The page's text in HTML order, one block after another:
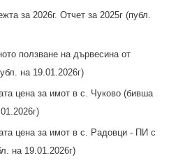
за 2026г. Отчет за 2025г (публ.
ползване на дървесина от
на 19.01.2026г)
цена за имот в с. Чуково (бивша
цена за имот в с. Радовци - ПИ с
на 19.01.2026г)